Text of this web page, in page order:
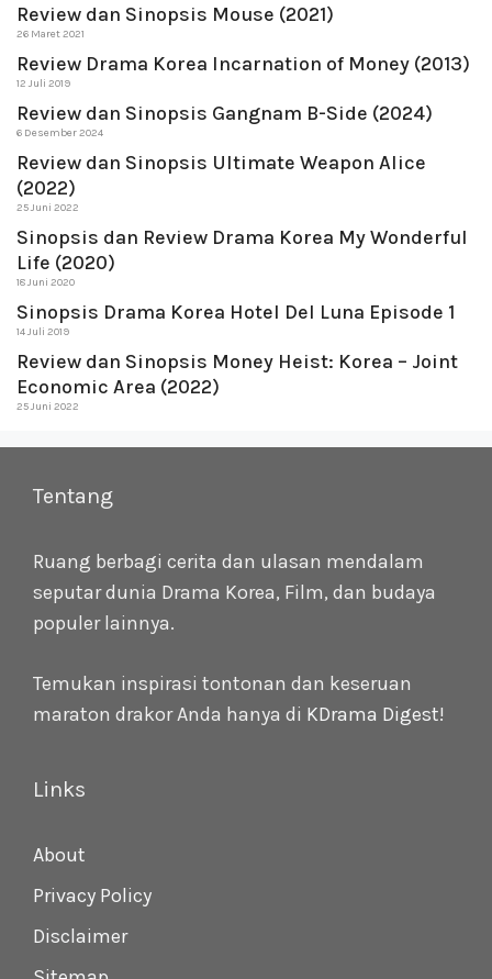
Review dan Sinopsis Mouse (2021)
26 Maret 2021
Review Drama Korea Incarnation of Money (2013)
12 Juli 2019
Review dan Sinopsis Gangnam B-Side (2024)
6 Desember 2024
Review dan Sinopsis Ultimate Weapon Alice
(2022)
25 Juni 2022
Sinopsis dan Review Drama Korea My Wonderful
Life (2020)
18 Juni 2020
Sinopsis Drama Korea Hotel Del Luna Episode 1
14 Juli 2019
Review dan Sinopsis Money Heist: Korea – Joint
Economic Area (2022)
25 Juni 2022
Tentang
Ruang berbagi cerita dan ulasan mendalam
seputar dunia Drama Korea, Film, dan budaya
populer lainnya.
Temukan inspirasi tontonan dan keseruan
maraton drakor Anda hanya di KDrama Digest!
Links
About
Privacy Policy
Disclaimer